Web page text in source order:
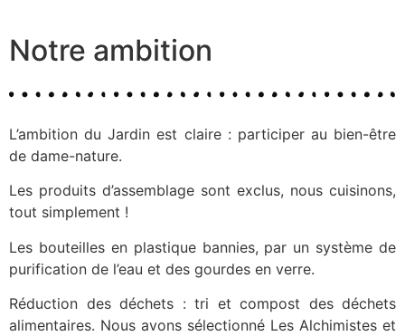
Notre ambition
L’ambition du Jardin est claire : participer au bien-être
de dame-nature.
Les produits d’assemblage sont exclus, nous cuisinons,
tout simplement !
Les bouteilles en plastique bannies, par un système de
purification de l’eau et des gourdes en verre.
Réduction des déchets : tri et compost des déchets
alimentaires. Nous avons sélectionné Les Alchimistes et